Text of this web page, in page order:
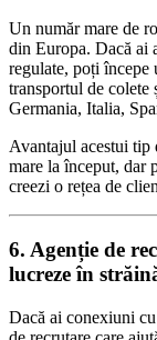
Un număr mare de
din Europa. Dacă ai
regulate, poți începe
transportul de colete
Germania, Italia,
Avantajul acestui tip
mare la început, dar
creezi o rețea de
6. Agenție de
lucreze în
Dacă ai conexiuni